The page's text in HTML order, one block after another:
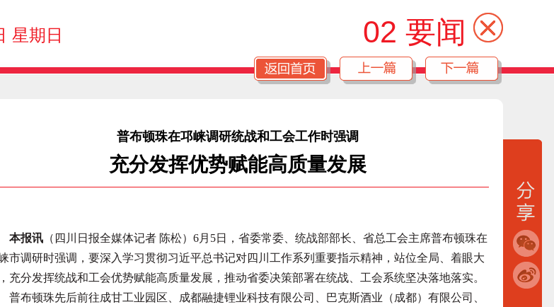
星期日 02 要闻
普布顿珠在邛崃调研统战和工会工作时强调
充分发挥优势赋能高质量发展
本报讯 （四川日报全媒体记者 陈松）6月5日，省委常委、统战部部长、省总工会主席普布顿珠在
市调研时强调，要深入学习贯彻习近平总书记对四川工作系列重要指示精神，站位全局、着眼大
充分发挥统战和工会优势赋能高质量发展，推动省委决策部署在统战、工会系统坚决落地落实。
布顿珠先后前往成甘工业园区、成都融捷锂业科技有限公司、巴克斯酒业（成都）有限公司、